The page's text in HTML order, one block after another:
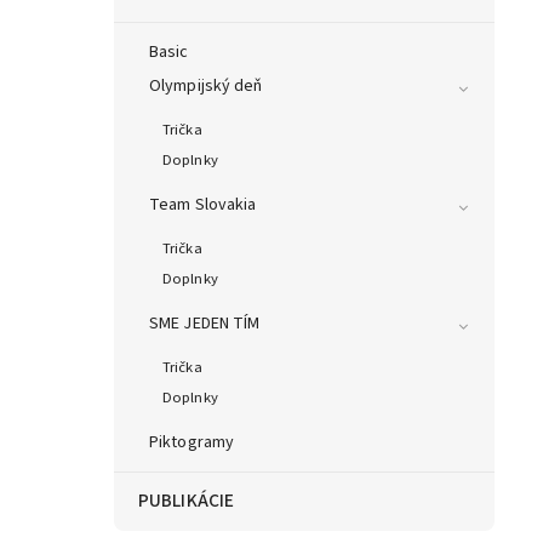
Basic
Olympijský deň
Trička
Doplnky
Team Slovakia
Trička
Doplnky
SME JEDEN TÍM
Trička
Doplnky
Piktogramy
PUBLIKÁCIE